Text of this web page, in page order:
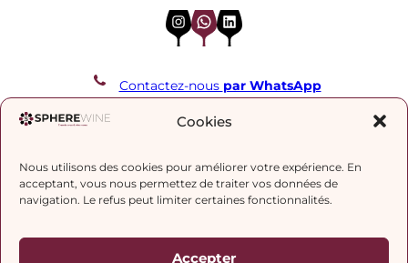
Cookies
Nous utilisons des cookies pour améliorer votre expérience. En
acceptant, vous nous permettez de traiter vos données de
navigation. Le refus peut limiter certaines fonctionnalités.
Accepter
InstagramWhatsApp LinkedIn
Contactez-nous par WhatsApp
REJOIGNEZ NOTRE LISTE DE DIFFUSION
politique de confidentialité.